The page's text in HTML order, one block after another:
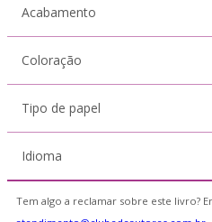
Acabamento
Coloração
Tipo de papel
Idioma
Tem algo a reclamar sobre este livro?